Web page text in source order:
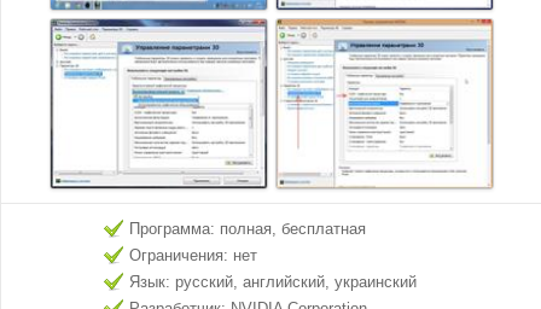
Программа: полная, бесплатная
Ограничения: нет
Язык: русский, английский, украинский